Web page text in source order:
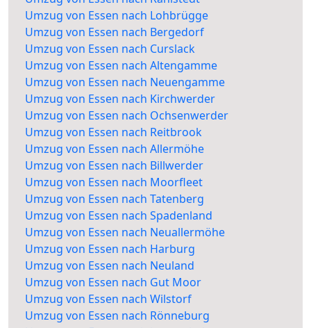
Umzug von Essen nach Lohbrügge
Umzug von Essen nach Bergedorf
Umzug von Essen nach Curslack
Umzug von Essen nach Altengamme
Umzug von Essen nach Neuengamme
Umzug von Essen nach Kirchwerder
Umzug von Essen nach Ochsenwerder
Umzug von Essen nach Reitbrook
Umzug von Essen nach Allermöhe
Umzug von Essen nach Billwerder
Umzug von Essen nach Moorfleet
Umzug von Essen nach Tatenberg
Umzug von Essen nach Spadenland
Umzug von Essen nach Neuallermöhe
Umzug von Essen nach Harburg
Umzug von Essen nach Neuland
Umzug von Essen nach Gut Moor
Umzug von Essen nach Wilstorf
Umzug von Essen nach Rönneburg